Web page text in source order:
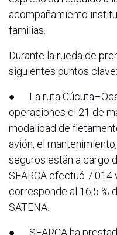
acompañamiento
familias.
Durante la rueda de
siguientes puntos clave:
● La ruta
operaciones el 21 de
modalidad de
avión, el
seguros están a cargo
SEARCA efectuó 7.014
corresponde al 16,5 %
SATENA.
● SEARCA ha